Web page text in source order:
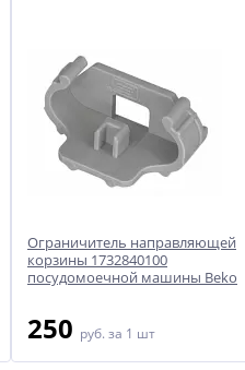
Ограничитель направляющей
корзины 1732840100
посудомоечной машины Beko
250 руб. за 1 шт